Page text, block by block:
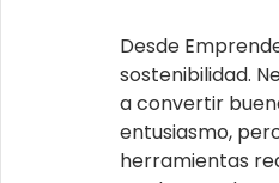
Desde
sostenibilidad.
a convertir
entusiasmo,
herramientas